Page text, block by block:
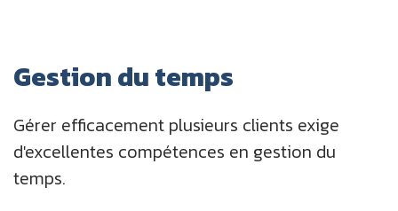
Gestion du temps
Gérer efficacement plusieurs clients exige
d'excellentes compétences en gestion du
temps.